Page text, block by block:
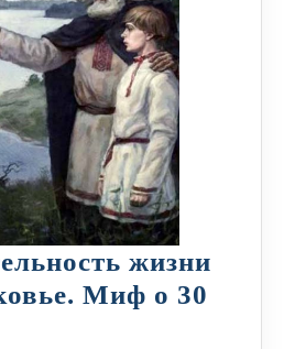
жизни
Миф о 30